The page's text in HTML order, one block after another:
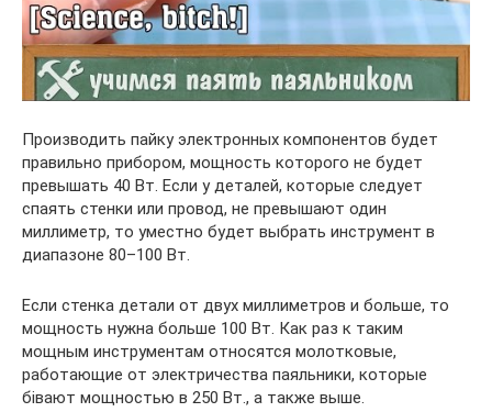
Производить пайку электронных компонентов будет
правильно прибором, мощность которого не будет
превышать 40 Вт. Если у деталей, которые следует
спаять стенки или провод, не превышают один
миллиметр, то уместно будет выбрать инструмент в
диапазоне 80–100 Вт.
Если стенка детали от двух миллиметров и больше, то
мощность нужна больше 100 Вт. Как раз к таким
мощным инструментам относятся молотковые,
работающие от электричества паяльники, которые
бівают мощностью в 250 Вт., а также выше.